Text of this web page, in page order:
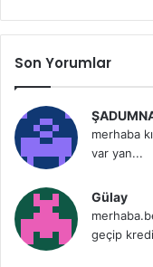
Son Yorumlar
merhaba
var yan...
Gülay
geçip